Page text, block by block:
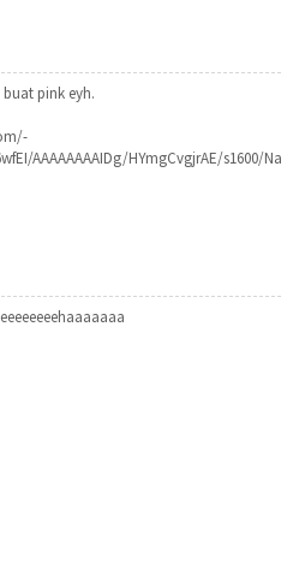
pink eyh.
AAAAAAAAIDg/HYmgCvgjrAE/s1600/